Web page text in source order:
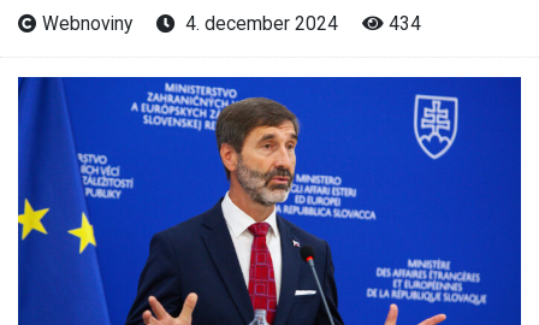
Webnoviny 4. december 2024 434